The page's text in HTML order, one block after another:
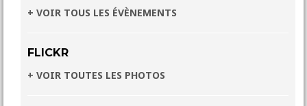
+ VOIR TOUS LES ÉVÈNEMENTS
FLICKR
+ VOIR TOUTES LES PHOTOS